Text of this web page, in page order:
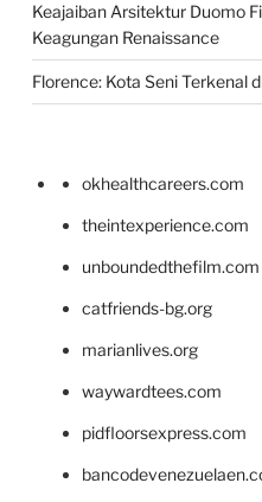
Keajaiban Arsitektur Duomo
Keagungan Renaissance
Florence: Kota Seni Terkenal
okhealthcareers.com
theintexperience.com
unboundedthefilm.com
catfriends-bg.org
marianlives.org
waywardtees.com
pidfloorsexpress.com